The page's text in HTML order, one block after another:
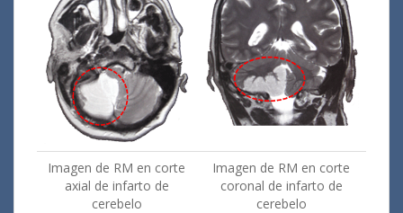
Imagen de RM en corte
axial de infarto de
cerebelo
Imagen de RM en corte
coronal de infarto de
cerebelo